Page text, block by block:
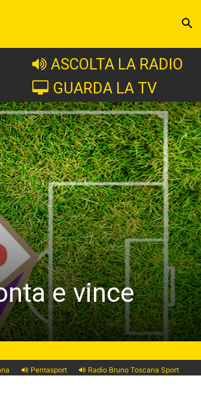
ASCOLTA LA RADIO
GUARDA LA TV
e vince
Pentasport Radio Bruno Toscana Sport